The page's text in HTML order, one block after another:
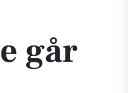
går